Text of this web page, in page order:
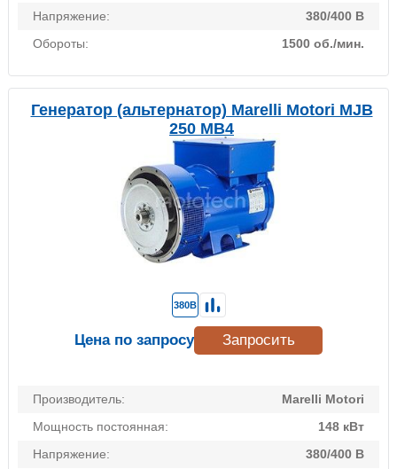
Напряжение:
380/400 В
Обороты:
1500 об./мин.
Генератор (альтернатор) Marelli Motori MJB
250 MB4
Производитель:
Marelli Motori
Мощность постоянная:
148 кВт
Напряжение:
380/400 В
380В
Цена по запросу Запросить